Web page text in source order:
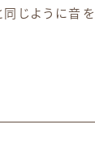
じように音